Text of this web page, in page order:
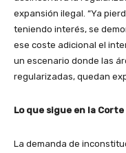
expansión ilegal. “Ya
teniendo interés, se
ese coste adicional el
un escenario donde las
regularizadas, quedan
Lo que sigue en la Corte
La demanda de